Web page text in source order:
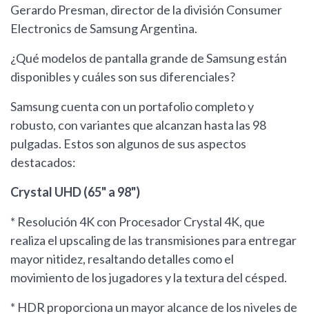
Gerardo Presman, director de la división Consumer
Electronics de Samsung Argentina.
¿Qué modelos de pantalla grande de Samsung están
disponibles y cuáles son sus diferenciales?
Samsung cuenta con un portafolio completo y
robusto, con variantes que alcanzan hasta las 98
pulgadas. Estos son algunos de sus aspectos
destacados:
Crystal UHD (65" a 98")
* Resolución 4K con Procesador Crystal 4K, que
realiza el upscaling de las transmisiones para entregar
mayor nitidez, resaltando detalles como el
movimiento de los jugadores y la textura del césped.
* HDR proporciona un mayor alcance de los niveles de